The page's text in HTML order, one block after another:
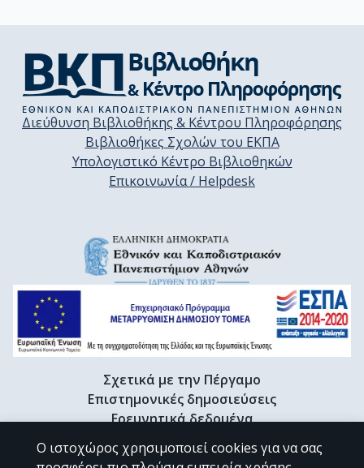
Διεύθυνση Βιβλιοθήκης & Κέντρου Πληροφόρησης
Βιβλιοθήκες Σχολών του ΕΚΠΑ
Υπολογιστικό Κέντρο Βιβλιοθηκών
Επικοινωνία / Helpdesk
Σχετικά με την Πέργαμο
Επιστημονικές δημοσιεύσεις
Ερευνητικά δεδομένα
Διδακτορικές διατριβές & Γκρίζα βιβλιογραφία
Προφίλ Ερευνητή
Ο ιστοχώρος χρησιμοποιεί cookies για να σας